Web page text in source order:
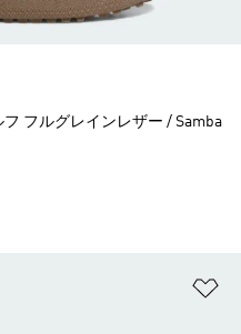
フルグレインレザー / Samba